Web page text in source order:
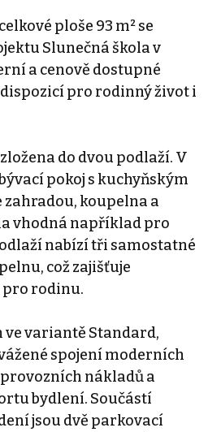
ploše 93 m² se
Slunečná škola v
a cenově dostupné
pro rodinný život i
do dvou podlaží. V
pokoj s kuchyňským
koupelna a
vhodná například pro
nabízí tři samostatné
což zajišťuje
rodinu.
ve variantě Standard,
spojení moderních
nákladů a
bydlení. Součástí
jsou dvě parkovací